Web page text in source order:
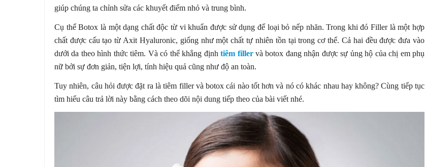
giúp chúng ta chỉnh sửa các khuyết điểm nhỏ và trung bình.
Cụ thể Botox là một dạng chất độc từ vi khuẩn được sử dụng để loại bỏ nếp nhăn. Trong khi đó Filler là một hợp
chất được cấu tạo từ Axit Hyaluronic, giống như một chất tự nhiên tồn tại trong cơ thể. Cả hai đều được đưa vào
dưới da theo hình thức tiêm. Và có thể khẳng địnhtiêm fillervà botox đang nhận được sự ủng hộ của chị em phụ
nữ bởi sự đơn giản, tiện lợi, tính hiệu quả cũng như độ an toàn.
Tuy nhiên, câu hỏi được đặt ra là tiêm filler và botox cái nào tốt hơn và nó có khác nhau hay không? Cùng tiếp tục
tìm hiểu câu trả lời này bằng cách theo dõi nội dung tiếp theo của bài viết nhé.